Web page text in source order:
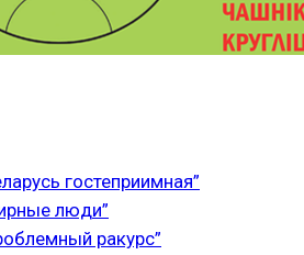
гостеприимная”
люди”
ракурс”